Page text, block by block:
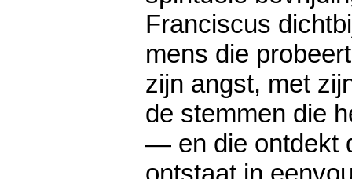
Franciscus
mens die
zijn angst, met
de stemmen die
— en die ontdekt